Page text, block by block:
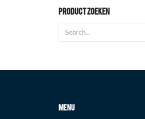
Product Zoeken
MENU